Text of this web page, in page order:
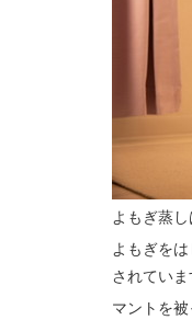
よもぎ蒸
よもぎを
されていま
マントを